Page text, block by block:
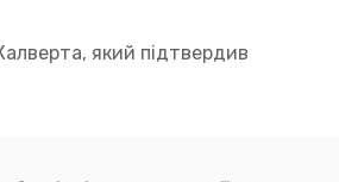
який підтвердив